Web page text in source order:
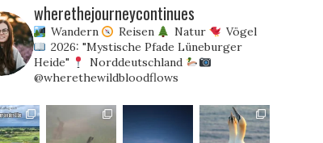
wherethejourneycontinues
Wandern Reisen Natur
Vögel
2026: "Mystische Pfade Lüneburger
Heide"
Norddeutschland
@wherethewildbloodflows